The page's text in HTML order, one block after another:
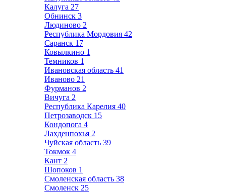
Калуга 27
Обнинск 3
Людиново 2
Республика Мордовия 42
Саранск 17
Ковылкино 1
Темников 1
Ивановская область 41
Иваново 21
Фурманов 2
Вичуга 2
Республика Карелия 40
Петрозаводск 15
Кондопога 4
Лахденпохья 2
Чуйская область 39
Токмок 4
Кант 2
Шопоков 1
Смоленская область 38
Смоленск 25